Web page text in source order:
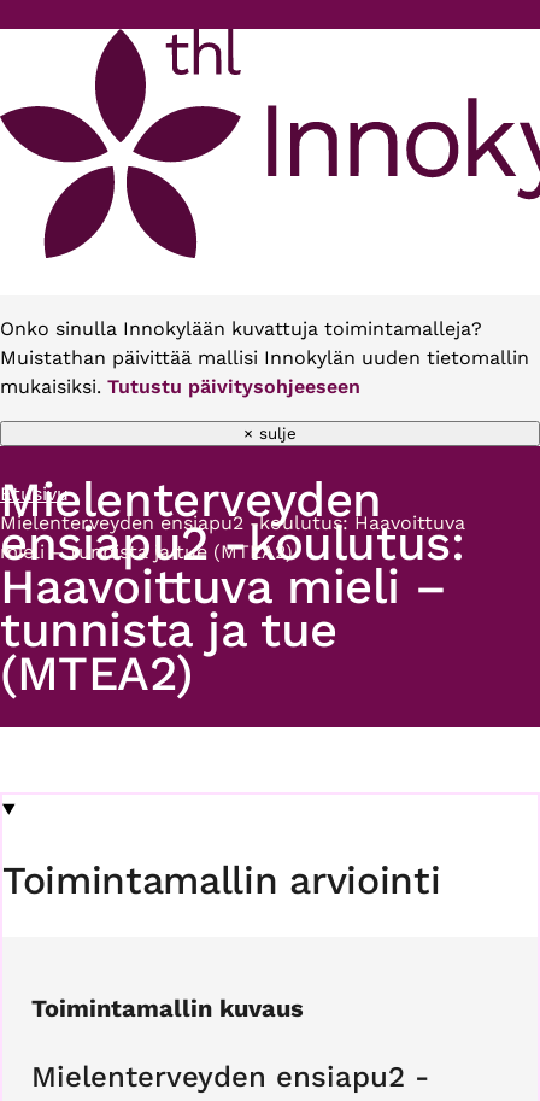
Onko sinulla Innokylään kuvattuja toimintamalleja?
Muistathan päivittää mallisi Innokylän uuden tietomallin
mukaisiksi. Tutustu päivitysohjeeseen
× sulje
Murupolku
Etusivu
Mielenterveyden ensiapu2 -koulutus: Haavoittuva
mieli – tunnista ja tue (MTEA2)
Mielenterveyden
ensiapu2 -koulutus:
Haavoittuva mieli –
tunnista ja tue
(MTEA2)
Toimintamallin arviointi
Toimintamallin kuvaus
Mielenterveyden ensiapu2 -